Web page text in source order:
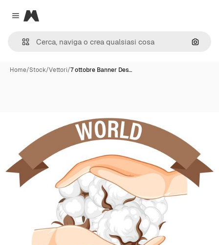
Close menu
Magnific
Cerca
Home/Stock/Vettori/7 ottobre Banner Des…